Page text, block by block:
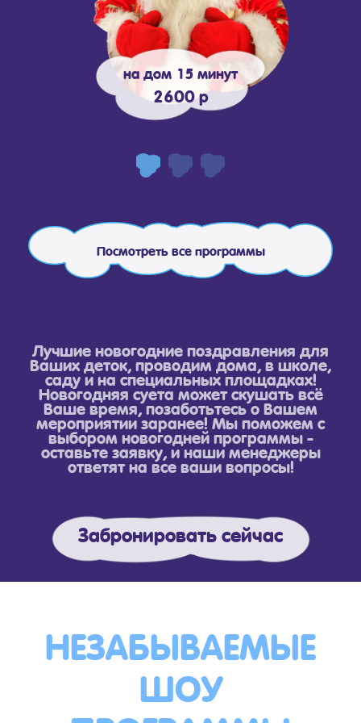
на дом 15 минут
2600 р
Посмотреть все программы
Лучшие новогодние поздравления для
Ваших деток, проводим дома, в школе,
саду и на специальных площадках!
Новогодняя суета может скушать всё
Ваше время, позаботьтесь о Вашем
мероприятии заранее! Мы поможем с
выбором новогодней программы -
оставьте заявку, и наши менеджеры
ответят на все ваши вопросы!
Забронировать сейчас
НЕЗАБЫВАЕМЫЕ
ШОУ